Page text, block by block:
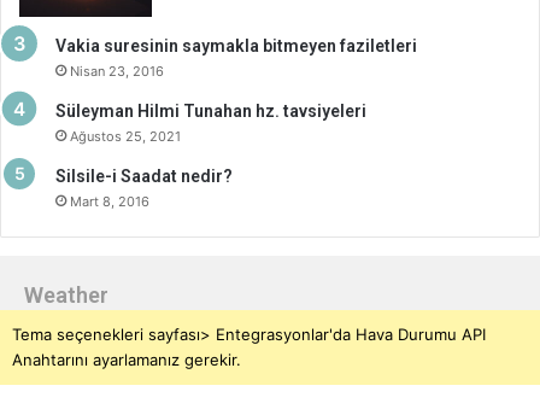
Vakia suresinin saymakla bitmeyen faziletleri
Nisan 23, 2016
Süleyman Hilmi Tunahan hz. tavsiyeleri
Ağustos 25, 2021
Silsile-i Saadat nedir?
Mart 8, 2016
Weather
Tema seçenekleri sayfası> Entegrasyonlar'da Hava Durumu API
Anahtarını ayarlamanız gerekir.